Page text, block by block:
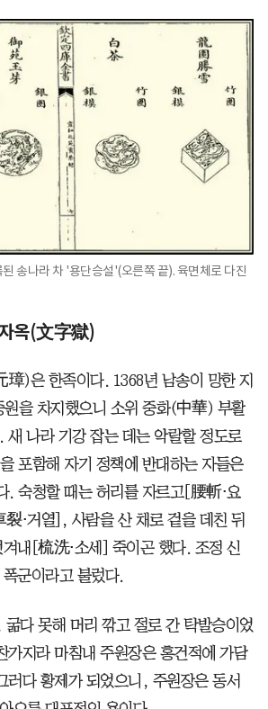
송나라 차 '용단승설'(오른쪽 끝). 육면체로 다진
옥(文字獄)
璋)은 한족이다. 1368년 남송이 망한 지
원을 차지했으니 소위 중화(中華) 부활
새 나라 기강 잡는 데는 악랄할 정도로
포함해 자기 정책에 반대하는 자들은
. 숙청할 때는 허리를 자르고[腰斬⋅요
⋅거열], 사람을 산 채로 겉을 데친 뒤
내[梳洗⋅소세] 죽이곤 했다. 조정 신
군이라고 불렀다.
다 못해 머리 깎고 절로 간 탁발승이었
가지라 마침내 주원장은 홍건적에 가담
러다 황제가 되었으니, 주원장은 동서